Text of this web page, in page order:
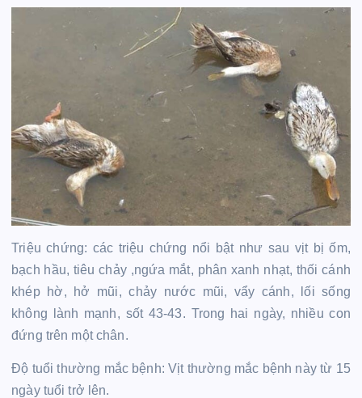
Triệu chứng: các triệu chứng nổi bật như sau vịt bị ốm,
bạch hầu, tiêu chảy ,ngứa mắt, phân xanh nhạt, thối cánh
khép hờ, hở mũi, chảy nước mũi, vẩy cánh, lối sống
không lành mạnh, sốt 43-43. Trong hai ngày, nhiều con
đứng trên một chân.
Độ tuổi thường mắc bệnh: Vịt thường mắc bệnh này từ 15
ngày tuổi trở lên.